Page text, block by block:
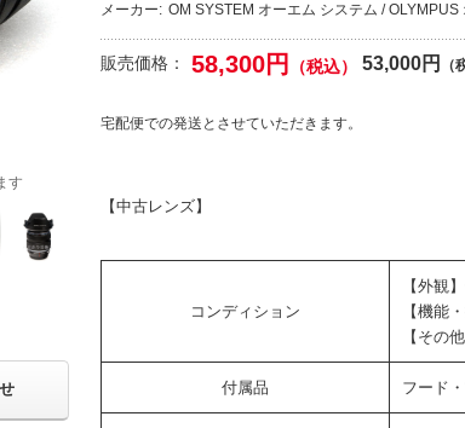
メーカー: OM SYSTEM オーエム システム / OLYMPUS
販売価格： 58,300円 （税込） 53,000円 （
宅配便での発送とさせていただきます。
【中古レンズ】
コンディション
【外観
【機能
【その
付属品 フード
す